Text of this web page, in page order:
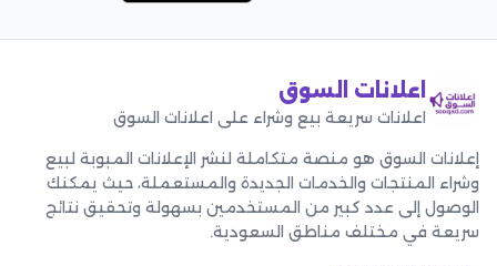
اعلانات السوق
اعلانات سريعة بيع وشراء على اعلانات السوق
إعلانات السوق هو منصة متكاملة لنشر الإعلانات المبوبة لبيع
وشراء المنتجات والخدمات الجديدة والمستعملة، حيث يمكنك
الوصول إلى عدد كبير من المستخدمين بسهولة وتحقيق نتائج
سريعة في مختلف مناطق السعودية.